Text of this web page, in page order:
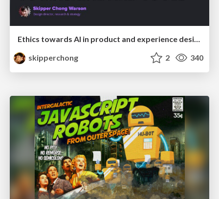
Ethics towards AI in product and experience design
skipperchong
2 340